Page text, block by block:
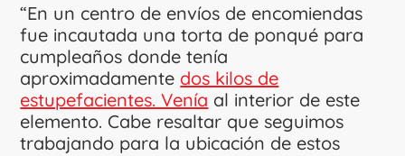
“En un centro de envíos de encomiendas
fue incautada una torta de ponqué para
cumpleaños donde tenía
aproximadamente dos kilos de
estupefacientes. Venía al interior de este
elemento. Cabe resaltar que seguimos
trabajando para la ubicación de estos